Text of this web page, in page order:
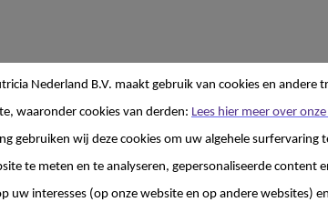
Nederland B.V. maakt gebruik van cookies en andere
waaronder cookies van derden: Lees hier meer over
gebruiken wij deze cookies om uw algehele surfervaring
te meten en te analyseren, gepersonaliseerde content
uw interesses (op onze website en op andere websites)